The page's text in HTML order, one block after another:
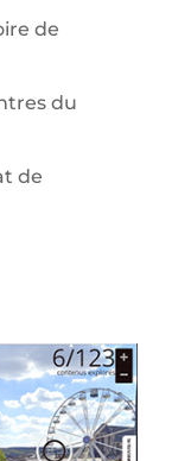
de
du
de